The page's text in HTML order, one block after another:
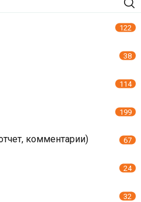
122
38
114
199
комментарии) 67
24
32